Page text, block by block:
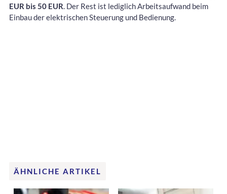
EUR bis 50 EUR. Der Rest ist lediglich Arbeitsaufwand beim
Einbau der elektrischen Steuerung und Bedienung.
ÄHNLICHE ARTIKEL